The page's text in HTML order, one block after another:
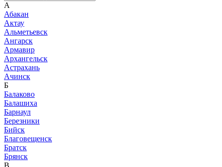
А
Абакан
Актау
Альметьевск
Ангарск
Армавир
Архангельск
Астрахань
Ачинск
Б
Балаково
Балашиха
Барнаул
Березники
Бийск
Благовещенск
Братск
Брянск
В